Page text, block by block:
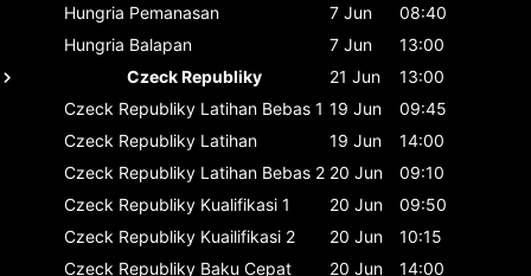
Hungria Pemanasan 7 Jun
08:40
Hungria Balapan 7 Jun
13:00
Czeck Republiky
21 Jun
13:00
Czeck Republiky Latihan Bebas 1 19 Jun
09:45
Czeck Republiky Latihan 19 Jun
14:00
Czeck Republiky Latihan Bebas 2 20 Jun
09:10
Czeck Republiky Kualifikasi 1 20 Jun
09:50
Czeck Republiky Kuailifikasi 2 20 Jun
10:15
Czeck Republiky Baku Cepat 20 Jun 14:00